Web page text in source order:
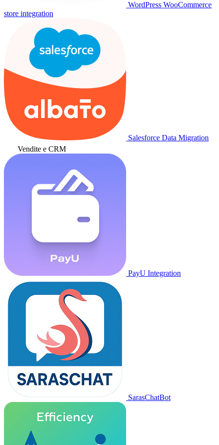
WordPress WooCommerce
store integration
Salesforce Data Migration
Vendite e CRM
PayU Integration
SarasChatBot